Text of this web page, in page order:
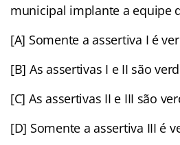
municipal implante a equipe
[A] Somente a assertiva I é
[B] As assertivas I e II são
[C] As assertivas II e III são
[D] Somente a assertiva III é